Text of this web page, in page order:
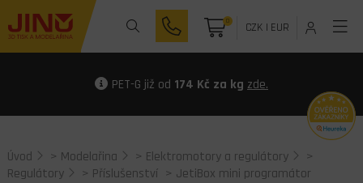
0 CZK| EUR
PET-G již od 174 Kč za kg zde.
Úvod > Modelařina > Elektromotory a regulátory
>
Regulátory
> Příslušenství > JetiBox mini programátor